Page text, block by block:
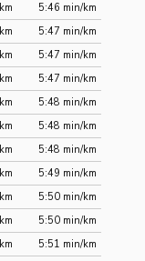
5:46 min/km
5:47 min/km
5:47 min/km
5:47 min/km
5:48 min/km
5:48 min/km
5:48 min/km
5:49 min/km
5:50 min/km
5:50 min/km
5:51 min/km